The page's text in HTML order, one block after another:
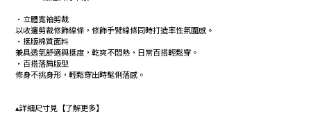
•立體寬袖剪裁
以收邊剪裁修飾線條，修飾手臂線條同時打造率性氛圍感。
•挺版棉質面料
兼具透氣舒適與挺度，乾爽不悶熱，日常百搭輕鬆穿。
•百搭落肩版型
修身不挑身形，輕鬆穿出時髦俐落感。
▴詳細尺寸見【了解更多】